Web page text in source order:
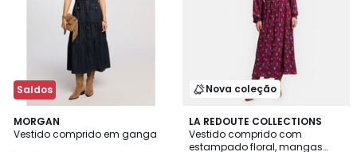
Saldos
MORGAN
Vestido comprido em ganga
4,8
/ 5
2
Cores
Nova coleção
LA REDOUTE COLLECTIONS
Vestido comprido com
estampado floral, mangas